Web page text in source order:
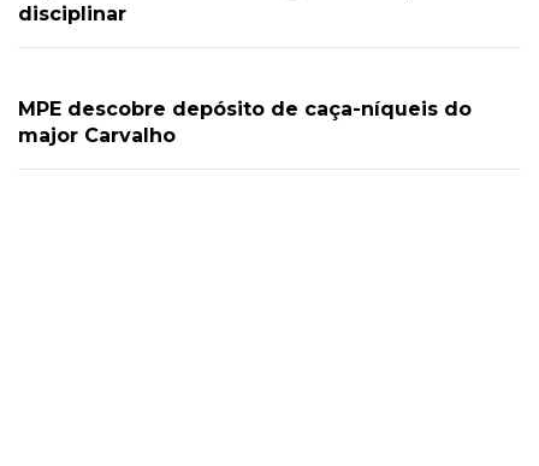
disciplinar
MPE descobre depósito de caça-níqueis do
major Carvalho